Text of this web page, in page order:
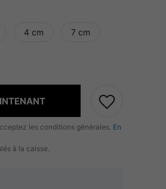
4 cm 7 cm
les conditions générales. En
à la caisse.